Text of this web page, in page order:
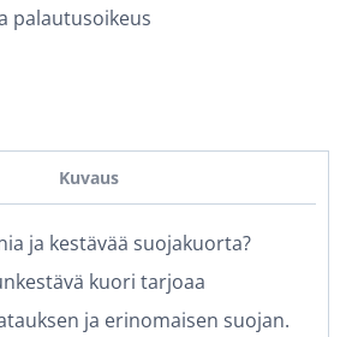
palautusoikeus
Kuvaus
ja kestävää suojakuorta?
kuori tarjoaa
ja erinomaisen suojan.